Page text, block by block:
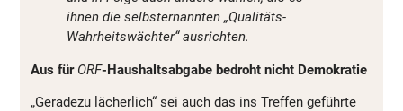
ihnen die selbsternannten „Qualitäts-
Wahrheitswächter“ ausrichten.
Aus für ORF-Haushaltsabgabe bedroht nicht Demokratie
„Geradezu lächerlich“ sei auch das ins Treffen geführte